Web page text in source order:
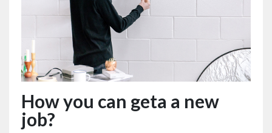
How you can geta a new
job?